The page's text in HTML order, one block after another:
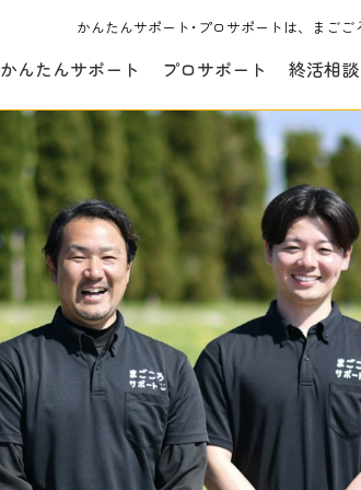
かんたんサポート プロサポート 終活相談
かんたんサポート･プロサポートは、まごご